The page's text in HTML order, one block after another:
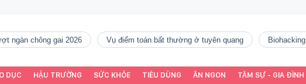
ngàn chông gai 2026 vụ điểm toán bất thường ở tuyên quang Biohacking
DỤC HẬU TRƯỜNG SỨC KHỎE TIÊU DÙNG ĂN NGON TÂM SỰ - GIA ĐÌNH